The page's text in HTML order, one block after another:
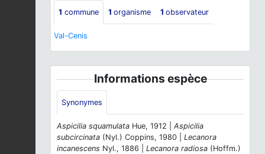
1 commune 1 organisme 1 observateur
Val-Cenis
Informations espèce
Synonymes
Aspicilia squamulata Hue, 1912 | Aspicilia
subcircinata (Nyl.) Coppins, 1980 | Lecanora
incanescens Nyl., 1886 | Lecanora radiosa (Hoffm.)